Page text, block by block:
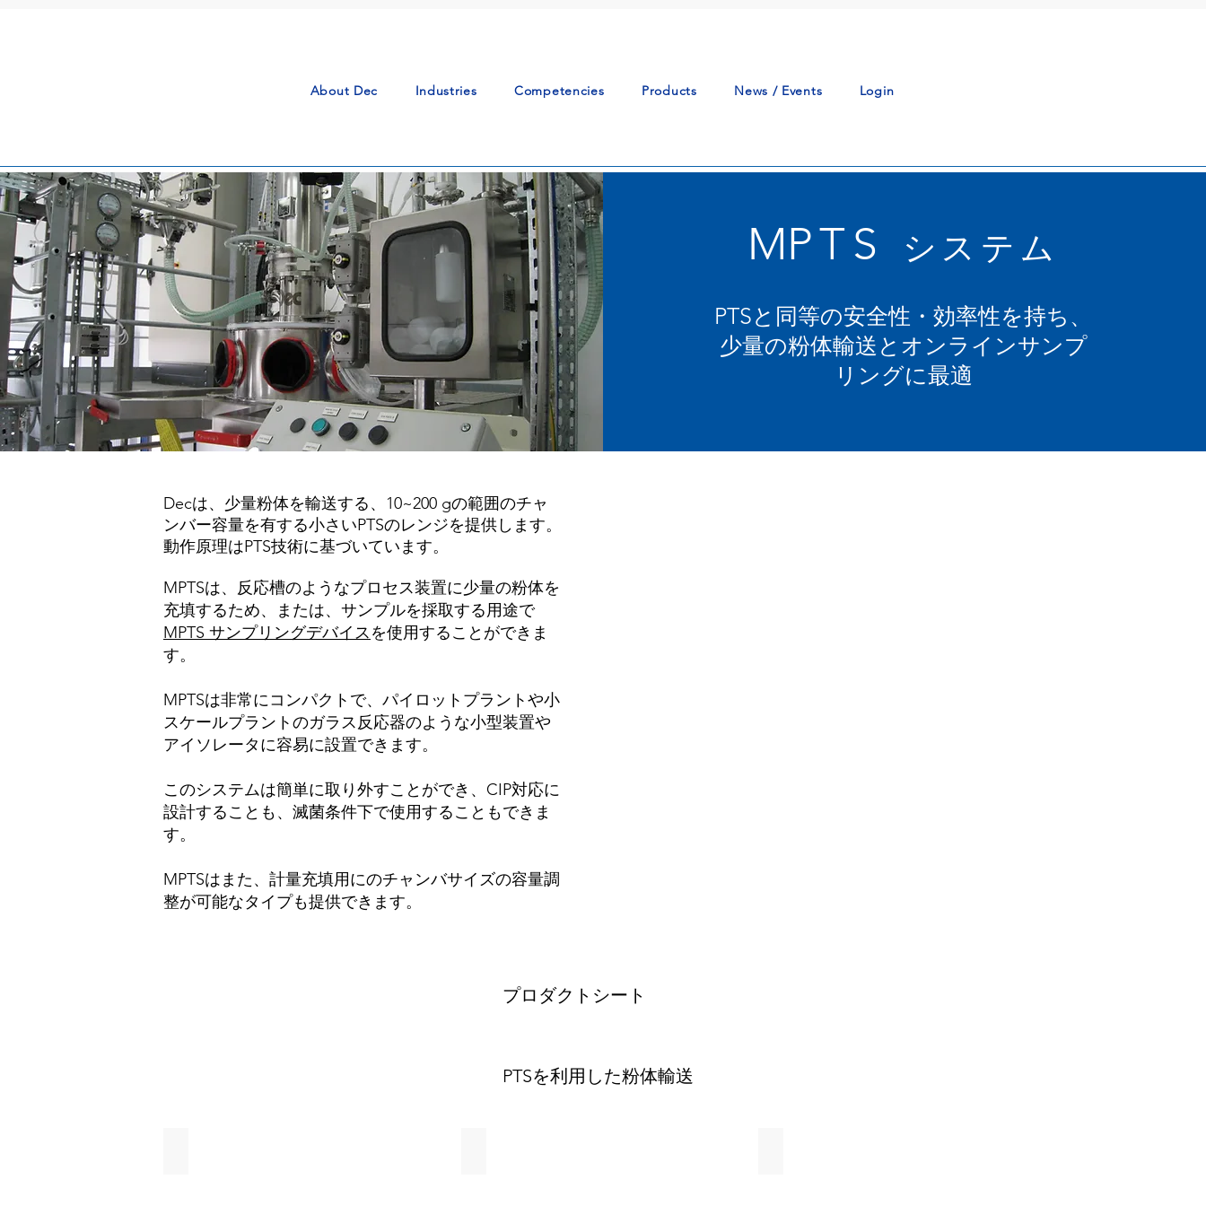
About Dec Industries Competencies Products News / Events Login
MPTS システム
PTSと同等の安全性・効率性を持ち、
少量の粉体輸送とオンラインサンプ
リングに最適
Decは、少量粉体を輸送する、10~200 gの範囲のチャ
ンバー容量を有する小さいPTSのレンジを提供します。
動作原理はPTS技術に基づいています。
MPTSは、反応槽のようなプロセス装置に少量の粉体を
充填するため、または、サンプルを採取する用途で
MPTS サンプリングデバイスを使用することができま
す。
MPTSは非常にコンパクトで、パイロットプラントや小
スケールプラントのガラス反応器のような小型装置や
アイソレータに容易に設置できます。
このシステムは簡単に取り外すことができ、CIP対応に
設計することも、滅菌条件下で使用することもできま
す。
MPTSはまた、計量充填用にのチャンバサイズの容量調
整が可能なタイプも提供できます。
プロダクトシート
PTSを利用した粉体輸送